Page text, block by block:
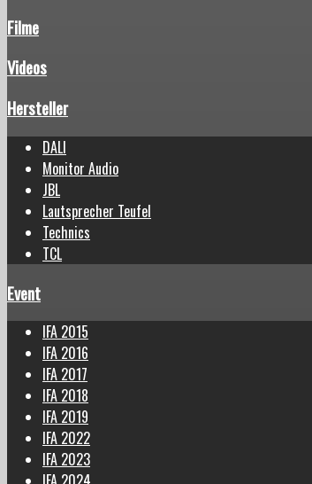
Filme
Videos
Hersteller
DALI
Monitor Audio
JBL
Lautsprecher Teufel
Technics
TCL
Event
IFA 2015
IFA 2016
IFA 2017
IFA 2018
IFA 2019
IFA 2022
IFA 2023